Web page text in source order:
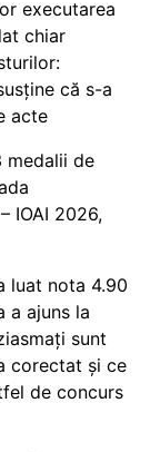
executarea
chiar
că s-a
acte
medalii de
IOAI 2026,
luat nota 4.90
a ajuns la
sunt
corectat și ce
de concurs